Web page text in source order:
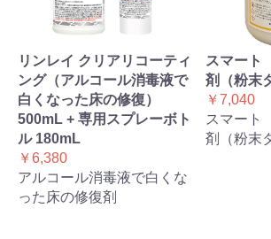
リンレイ クリアリコーティ
ング（アルコール消毒液で
白くなった床の修復）
500mL + 専用スプレーボト
ル 180mL
￥6,380
アルコール消毒液で白くな
った床の修復剤
スマート
剤（粉末
￥7,040
スマート
剤（粉末